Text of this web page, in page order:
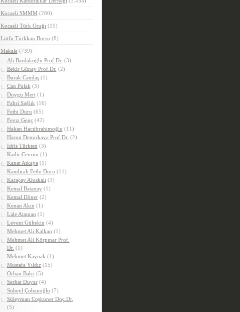
Kocaeli SMMM (280)
Kocaeli Türk Ocağı (19)
Lütfü Türkkan Bursu (8)
Makale(739)
Ali Bardakoğlu Prof.Dr. (3)
Bekir Günay Prof.Dr. (2)
Burak Candaş(1)
Can Pulak (3)
Duygu Mert(1)
Fahri Sağlık (16)
Fethi Duru (65)
Fevzi Genç(42)
Hakan Hacıibrahimoğlu (11)
Harun Demirkaya Prof.Dr. (2)
İdris Türkten (3)
Kadir Cevrim (1)
Kanat Atkaya (1)
Kandıralı Fethi Duru (11)
Karaçay Ahıskalı (3)
Kemal Batanay(1)
Kemal Döner(2)
Kenan Akın (1)
Lale Ataman (1)
Levent Gültekin (4)
Mehmet Ali Kalkan (1)
Mehmet Ali Körpınar Prof.
Dr. (1)
Mehmet Kaynak (1)
Mustafa Yıldız(15)
Orhan Balcı (5)
Serhat Duyar(4)
Süheyl Çobanoğlu (7)
Süleyman Coşkuner Doç.Dr.
(5)